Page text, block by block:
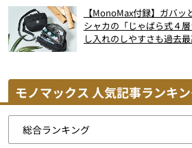
【MonoMax付録】ガバッ
シャカの「じゃばら式４
し入れのしやすさも過去
モノマックス 人気記事ランキ